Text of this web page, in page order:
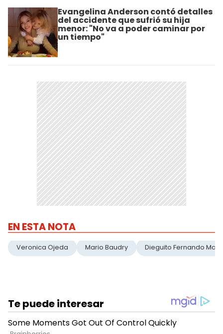
Evangelina Anderson contó detalles
del accidente que sufrió su hija
menor: "No va a poder caminar por
un tiempo"
EN ESTA NOTA
Veronica Ojeda Mario Baudry Dieguito Fernando